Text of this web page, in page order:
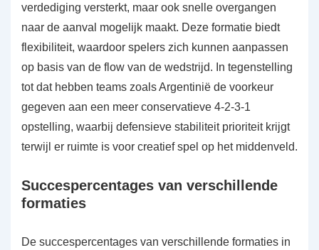
verdediging versterkt, maar ook snelle overgangen
naar de aanval mogelijk maakt. Deze formatie biedt
flexibiliteit, waardoor spelers zich kunnen aanpassen
op basis van de flow van de wedstrijd. In tegenstelling
tot dat hebben teams zoals Argentinië de voorkeur
gegeven aan een meer conservatieve 4-2-3-1
opstelling, waarbij defensieve stabiliteit prioriteit krijgt
terwijl er ruimte is voor creatief spel op het middenveld.
Succespercentages van verschillende
formaties
De succespercentages van verschillende formaties in